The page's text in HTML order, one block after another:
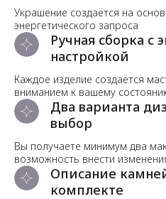
Украшение создаётся на
энергетического запроса
Ручная сборка с
настройкой
Каждое изделие создаётся
вниманием к вашему
Два варианта
выбор
Вы получаете минимум два
возможность внести
Описание
комплекте